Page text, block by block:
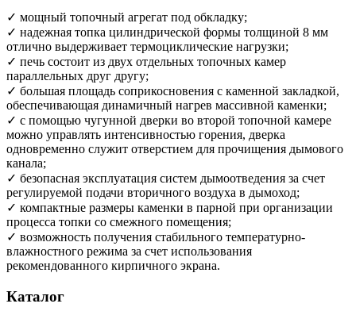
с
вторичным
дожигом)
✓ мощный топочный агрегат под обкладку;
✓ надежная топка цилиндрической формы толщиной 8 мм
отлично выдерживает термоциклические нагрузки;
✓ печь состоит из двух отдельных топочных камер
параллельных друг другу;
✓ большая площадь соприкосновения с каменной закладкой,
обеспечивающая динамичный нагрев массивной каменки;
✓ с помощью чугунной дверки во второй топочной камере
можно управлять интенсивностью горения, дверка
одновременно служит отверстием для прочищения дымового
канала;
✓ безопасная эксплуатация систем дымоотведения за счет
регулируемой подачи вторичного воздуха в дымоход;
✓ компактные размеры каменки в парной при организации
процесса топки со смежного помещения;
✓ возможность получения стабильного температурно-
влажностного режима за счет использования
рекомендованного кирпичного экрана.
Каталог